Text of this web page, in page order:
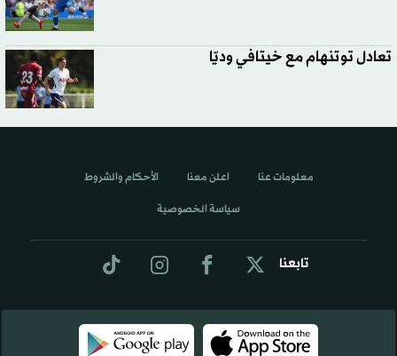
تعادل توتنهام مع خيتافي وديّا
تابعنا
معلومات عنا اعلن معنا الأحكام والشروط
سياسة الخصوصية